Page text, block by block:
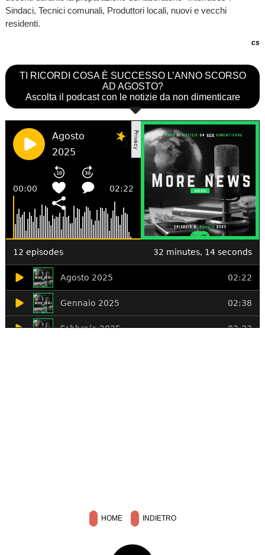
Sindaci, Tecnici comunali, Produttori locali, nuovi e vecchi
residenti.
cs
TI RICORDI COSA È SUCCESSO L’ANNO SCORSO
AD AGOSTO?
Ascolta il podcast con le notizie da non dimenticare
HOME INDIETRO